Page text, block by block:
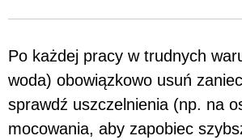
Po każdej pracy w trudnych
woda) obowiązkowo usuń
sprawdź uszczelnienia (np. na
mocowania, aby zapobiec